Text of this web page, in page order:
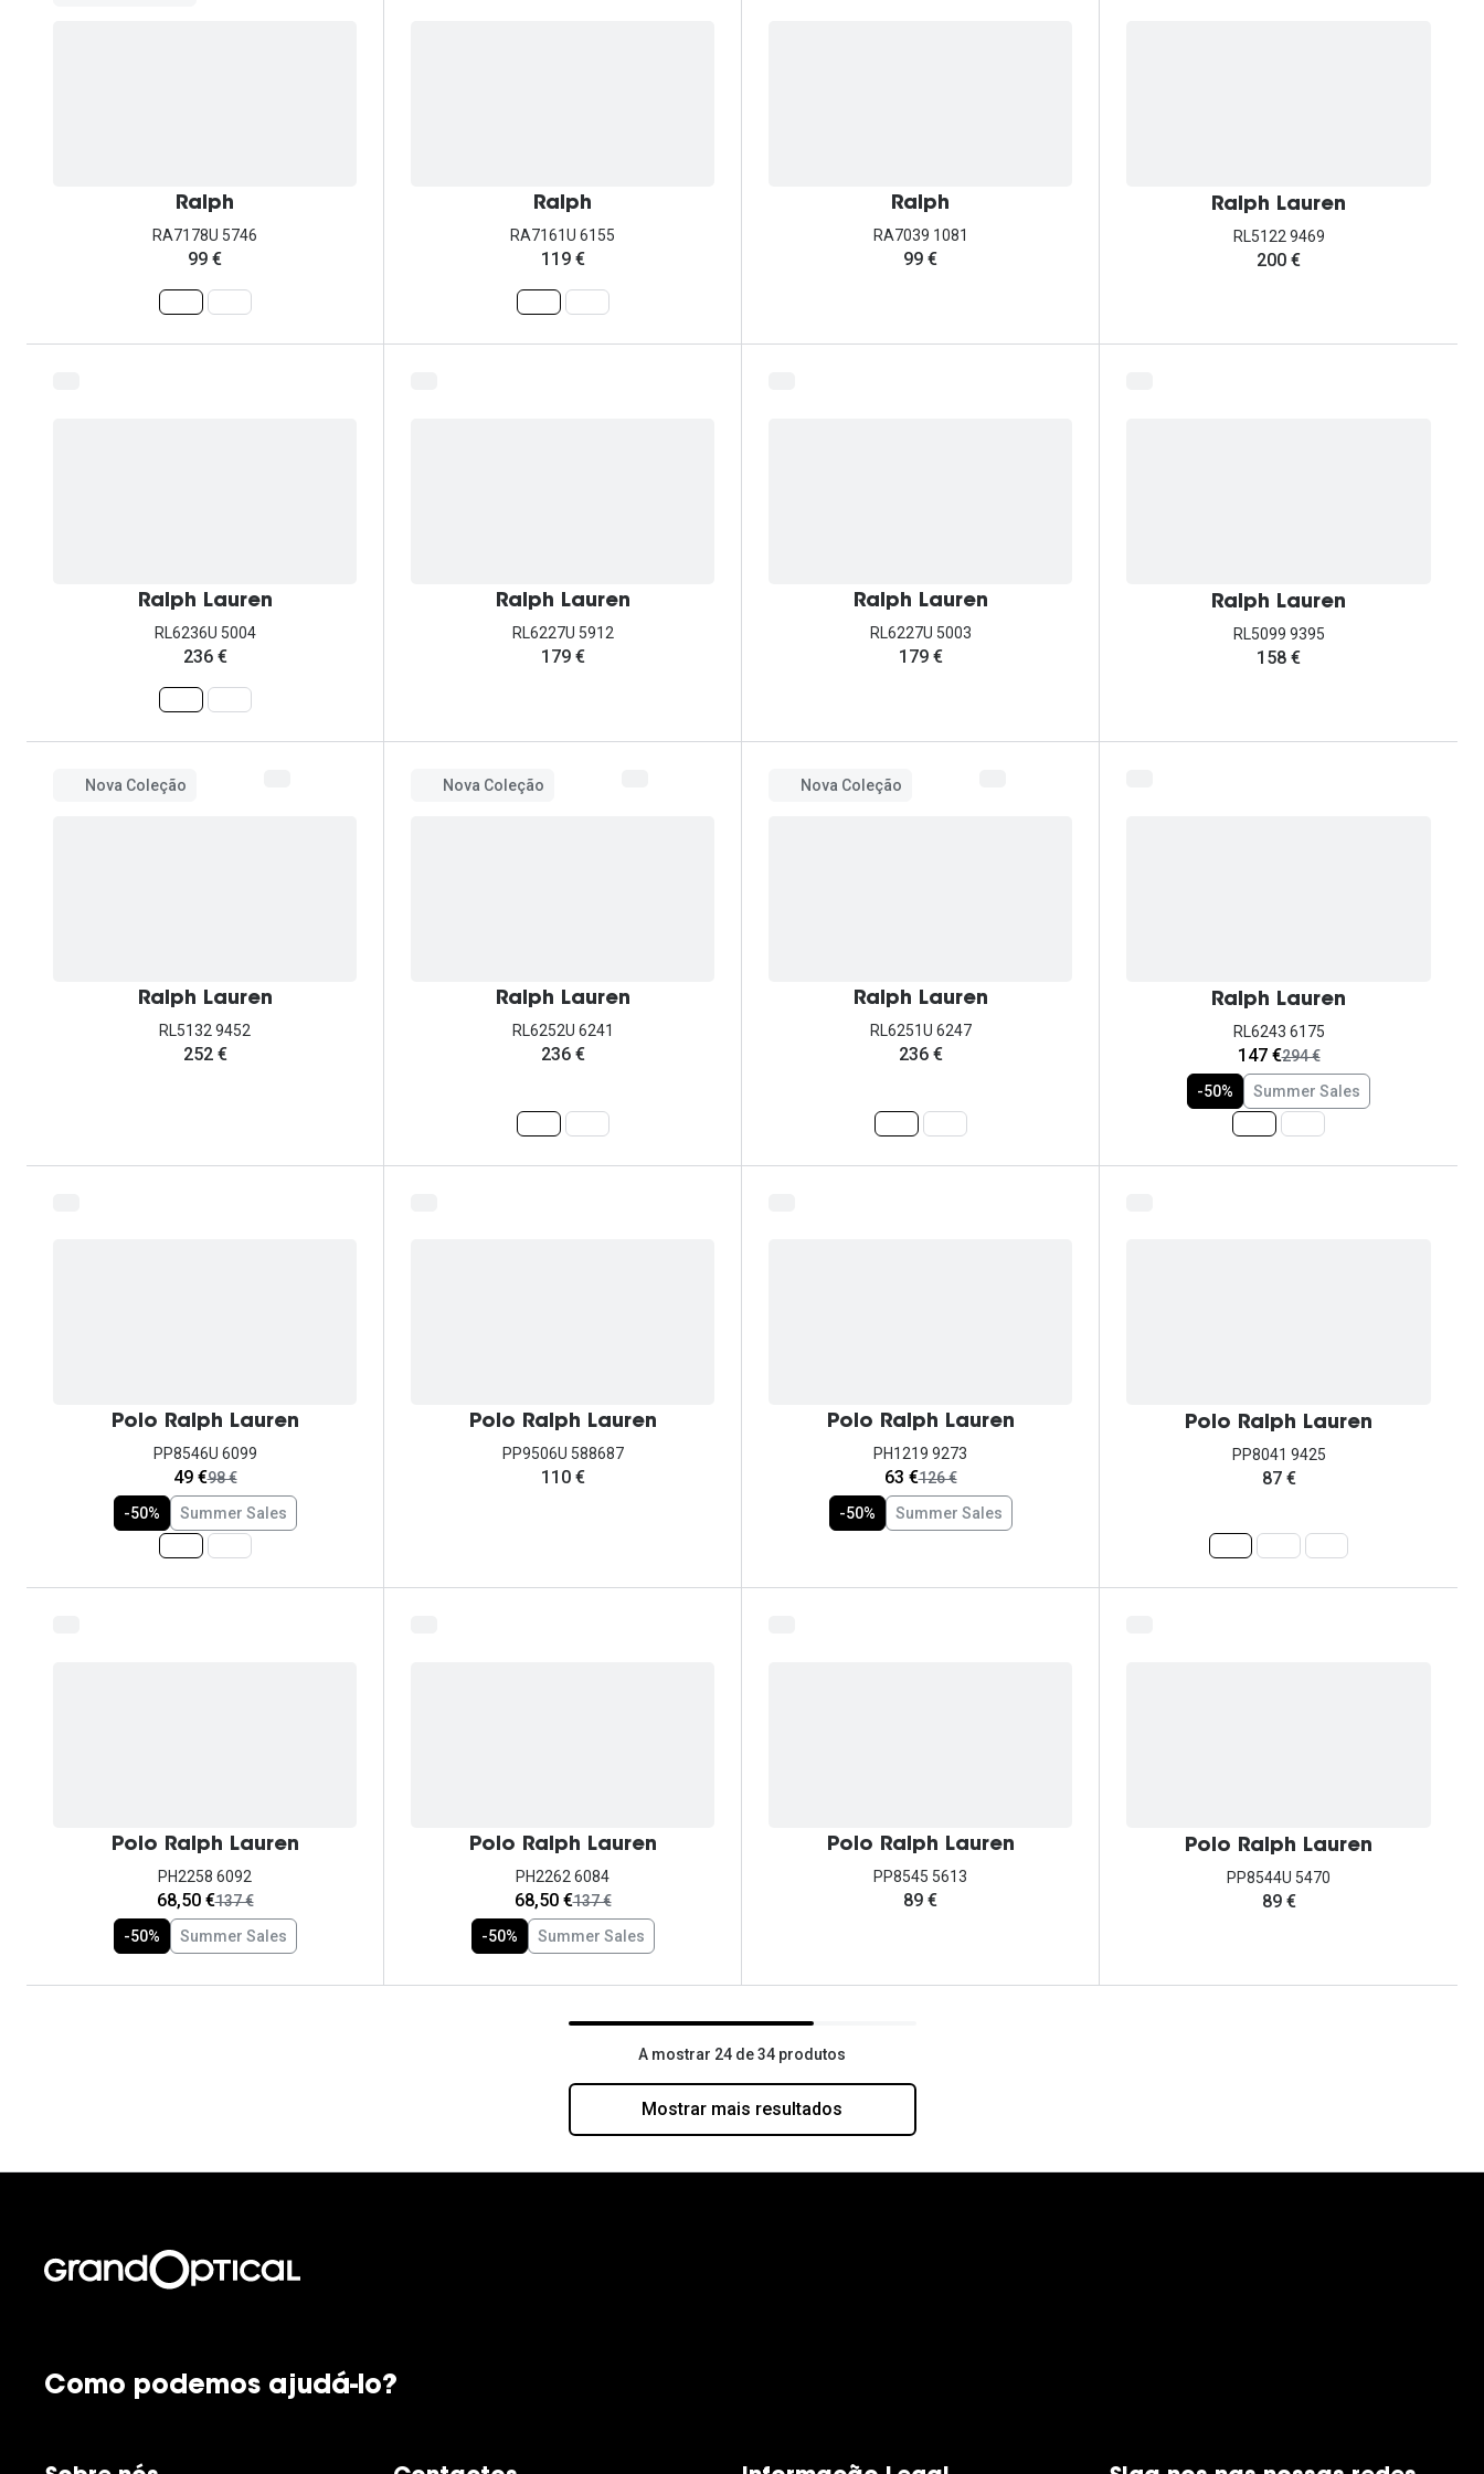
Ralph
RA7178U 5746
99 €
Ralph
RA7161U 6155
119 €
Ralph
RA7039 1081
99 €
Ralph Lauren
RL5122 9469
200 €
Ralph Lauren
RL6236U 5004
236 €
Ralph Lauren
RL6227U 5912
179 €
Ralph Lauren
RL6227U 5003
179 €
Ralph Lauren
RL5099 9395
158 €
Nova Coleção
Ralph Lauren
RL5132 9452
252 €
Nova Coleção
Ralph Lauren
RL6252U 6241
236 €
Nova Coleção
Ralph Lauren
RL6251U 6247
236 €
Ralph Lauren
RL6243 6175
agora:
147 €era:
294 €
-50%
Summer Sales
Polo Ralph Lauren
PP8546U 6099
agora:
49 €era:
98 €
-50%
Summer Sales
Polo Ralph Lauren
PP9506U 588687
110 €
Polo Ralph Lauren
PH1219 9273
agora:
63 €era:
126 €
-50%
Summer Sales
Polo Ralph Lauren
PP8041 9425
87 €
Polo Ralph Lauren
PH2258 6092
agora:
68,50 €era:
137 €
-50%
Summer Sales
Polo Ralph Lauren
PH2262 6084
agora:
68,50 €era:
137 €
-50%
Summer Sales
Polo Ralph Lauren
PP8545 5613
89 €
Polo Ralph Lauren
PP8544U 5470
89 €
A mostrar 24 de 34 produtos
Mostrar mais resultados
Como podemos ajudá-lo?